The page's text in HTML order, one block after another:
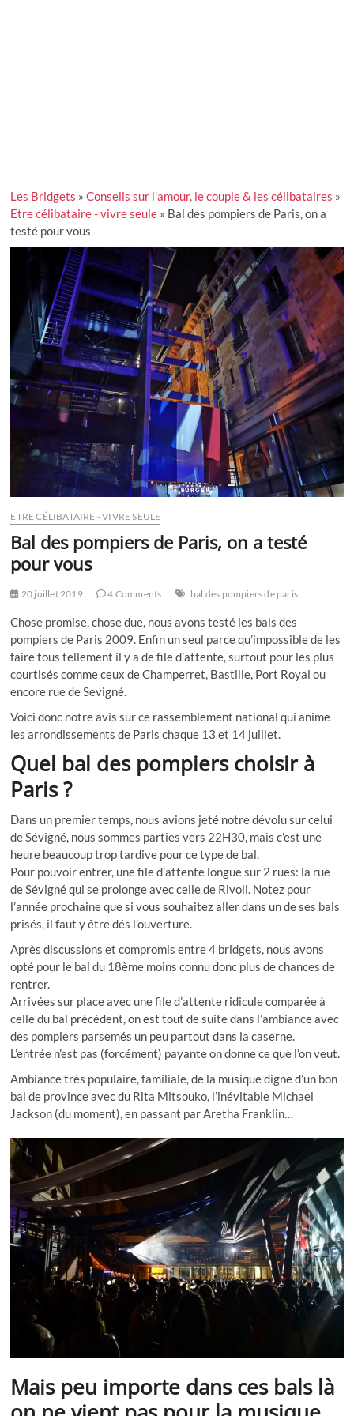
Les Bridgets »Conseils sur l'amour, le couple & les célibataires »
Etre célibataire - vivre seule » Bal des pompiers de Paris, on a
testé pour vous
ETRE CÉLIBATAIRE - VIVRE SEULE
Bal des pompiers de Paris, on a testé
pour vous
20 juillet 2019 4 Comments bal des pompiers de paris
Chose promise, chose due, nous avons testé les bals des
pompiers de Paris 2009. Enfin un seul parce qu’impossible de les
faire tous tellement il y a de file d’attente, surtout pour les plus
courtisés comme ceux de Champerret, Bastille, Port Royal ou
encore rue de Sevigné.
Voici donc notre avis sur ce rassemblement national qui anime
les arrondissements de Paris chaque 13 et 14 juillet.
Quel bal des pompiers choisir à
Paris ?
Dans un premier temps, nous avions jeté notre dévolu sur celui
de Sévigné, nous sommes parties vers 22H30, mais c’est une
heure beaucoup trop tardive pour ce type de bal.
Pour pouvoir entrer, une file d’attente longue sur 2 rues: la rue
de Sévigné qui se prolonge avec celle de Rivoli. Notez pour
l’année prochaine que si vous souhaitez aller dans un de ses bals
prisés, il faut y être dés l’ouverture.
Après discussions et compromis entre 4 bridgets, nous avons
opté pour le bal du 18ème moins connu donc plus de chances de
rentrer.
Arrivées sur place avec une file d’attente ridicule comparée à
celle du bal précédent, on est tout de suite dans l’ambiance avec
des pompiers parsemés un peu partout dans la caserne.
L’entrée n’est pas (forcément) payante on donne ce que l’on veut.
Ambiance très populaire, familiale, de la musique digne d’un bon
bal de province avec du Rita Mitsouko, l’inévitable Michael
Jackson (du moment), en passant par Aretha Franklin…
Mais peu importe dans ces bals là